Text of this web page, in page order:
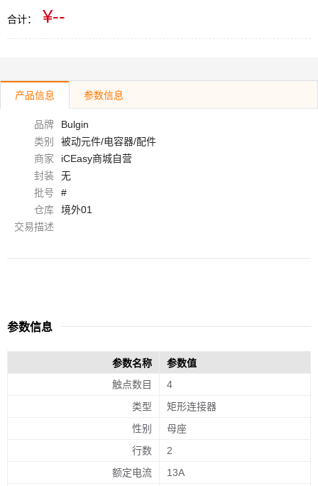
合计： ¥--
产品信息 参数信息
品牌
Bulgin
类别
被动元件/电容器/配件
商家
iCEasy商城自营
封装
无
批号
#
仓库
境外01
交易描述
参数信息
参数名称
参数值
触点数目
4
类型
矩形连接器
性别
母座
行数
2
额定电流
13A